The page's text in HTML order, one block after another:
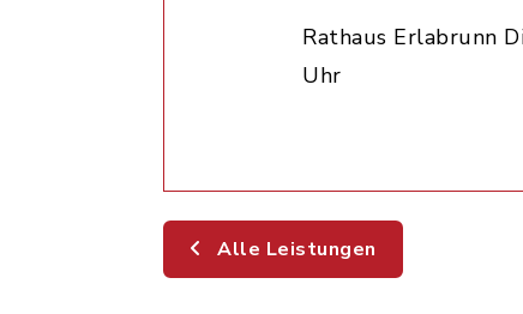
Rathaus Erlabrunn
Uhr
Alle Leistungen